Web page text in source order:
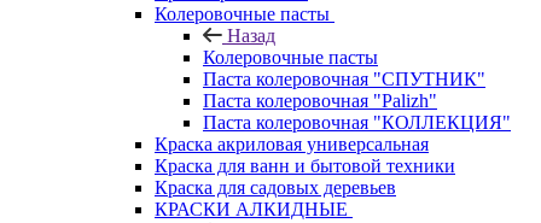
Колеровочные пасты
Назад
Колеровочные пасты
Паста колеровочная "СПУТНИК"
Паста колеровочная "Palizh"
Паста колеровочная "КОЛЛЕКЦИЯ"
Краска акриловая универсальная
Краска для ванн и бытовой техники
Краска для садовых деревьев
КРАСКИ АЛКИДНЫЕ